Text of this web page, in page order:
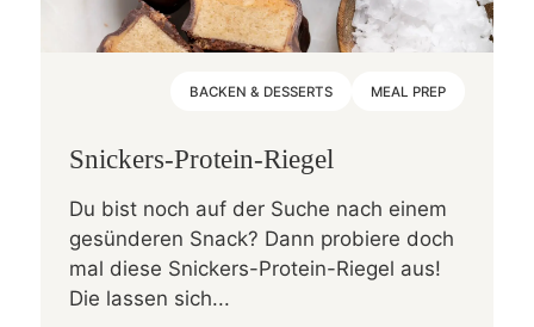
BACKEN & DESSERTS MEAL PREP
Snickers-Protein-Riegel
Du bist noch auf der Suche nach einem
gesünderen Snack? Dann probiere doch
mal diese Snickers-Protein-Riegel aus!
Die lassen sich...